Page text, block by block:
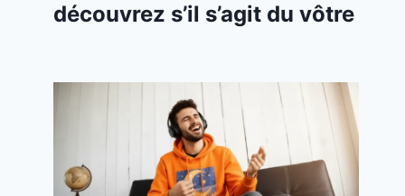
découvrez s’il s’agit du vôtre